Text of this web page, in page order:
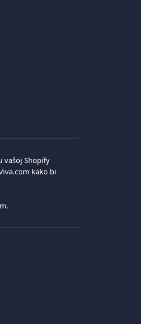
vašoj Shopify
kako bi